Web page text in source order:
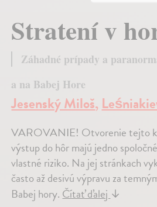
Stratení v
Záhadné prípady a
a na Babej Hore
Jesenský Miloš,
VAROVANIE! Otvorenie tejto
výstup do hôr majú jedno
vlastné riziko. Na jej stránkach
často až desivú výpravu za
Babej hory. Čítať ďalej ↓